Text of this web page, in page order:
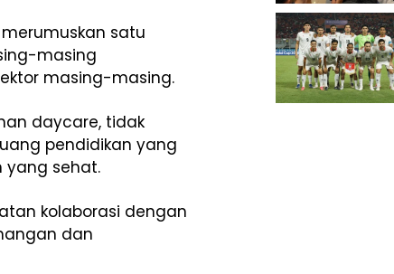
satu
masing
masing-masing.
daycare, tidak
pendidikan yang
yang sehat.
kolaborasi dengan
dan